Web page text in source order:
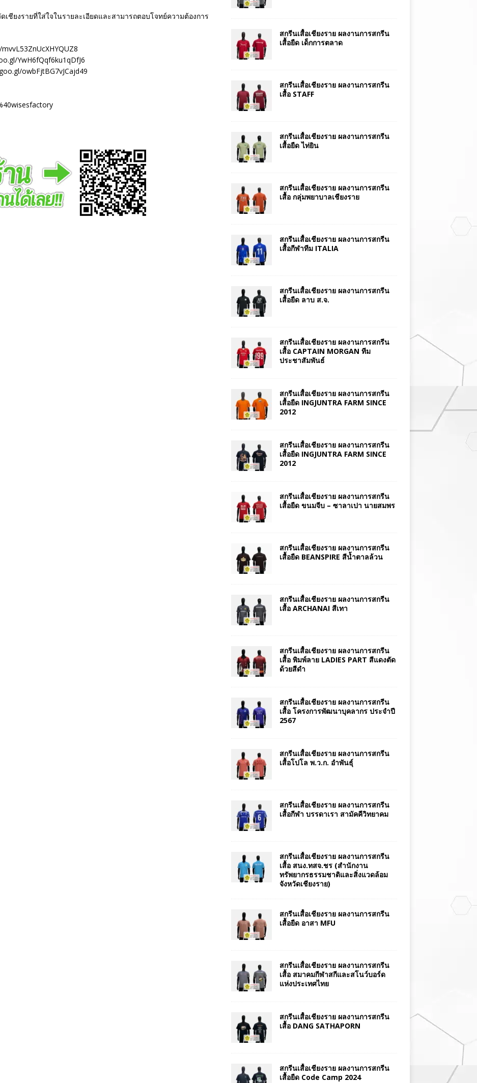
ชียงรายที่ใส่ใจในรายละเอียดและสามารถตอบโจทย์ความต้องการ
YwH6fQqf6ku1qDfJ6
owbFjtBG7vJCajd49
สกรีนเสื้อเชียงราย ผลงานการสกรีน
เสื้อยืด เด็กการตลาด
สกรีนเสื้อเชียงราย ผลงานการสกรีน
เสื้อ STAFF
สกรีนเสื้อเชียงราย ผลงานการสกรีน
เสื้อยืด ไท่ยิน
สกรีนเสื้อเชียงราย ผลงานการสกรีน
เสื้อ กลุ่มพยาบาลเชียงราย
สกรีนเสื้อเชียงราย ผลงานการสกรีน
เสื้อกีฬาทีม ITALIA
สกรีนเสื้อเชียงราย ผลงานการสกรีน
เสื้อยืด ลาบ ส.จ.
สกรีนเสื้อเชียงราย ผลงานการสกรีน
เสื้อ CAPTAIN MORGAN ทีม
ประชาสัมพันธ์
สกรีนเสื้อเชียงราย ผลงานการสกรีน
เสื้อยืด INGJUNTRA FARM SINCE
2012
สกรีนเสื้อเชียงราย ผลงานการสกรีน
เสื้อยืด INGJUNTRA FARM SINCE
2012
สกรีนเสื้อเชียงราย ผลงานการสกรีน
เสื้อยืด ขนมจีบ – ซาลาเปา นายสมพร
สกรีนเสื้อเชียงราย ผลงานการสกรีน
เสื้อยืด BEANSPIRE สีน้ำตาลล้วน
สกรีนเสื้อเชียงราย ผลงานการสกรีน
เสื้อ ARCHANAI สีเทา
สกรีนเสื้อเชียงราย ผลงานการสกรีน
เสื้อ พิมพ์ลาย LADIES PART สีแดงตัด
ด้วยสีดำ
สกรีนเสื้อเชียงราย ผลงานการสกรีน
เสื้อ โครงการพัฒนาบุคลากร ประจำปี
2567
สกรีนเสื้อเชียงราย ผลงานการสกรีน
เสื้อโปโล พ.ว.ก. อำพันธุ์
สกรีนเสื้อเชียงราย ผลงานการสกรีน
เสื้อกีฬา บรรดาเรา สามัคคีวิทยาคม
สกรีนเสื้อเชียงราย ผลงานการสกรีน
เสื้อ สนง.ทสจ.ชร (สำนักงาน
ทรัพยากรธรรมชาติและสิ่งแวดล้อม
จังหวัดเชียงราย)
สกรีนเสื้อเชียงราย ผลงานการสกรีน
เสื้อยืด อาสา MFU
สกรีนเสื้อเชียงราย ผลงานการสกรีน
เสื้อ สมาคมกีฬาสกีและสโนว์บอร์ด
แห่งประเทศไทย
สกรีนเสื้อเชียงราย ผลงานการสกรีน
เสื้อ DANG SATHAPORN
สกรีนเสื้อเชียงราย ผลงานการสกรีน
เสื้อยืด Code Camp 2024